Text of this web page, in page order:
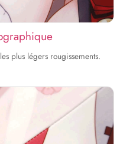
plus légers rougissements.